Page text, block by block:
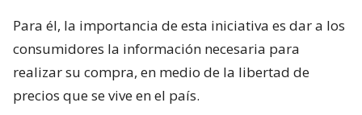
Para él, la importancia de esta iniciativa es dar a los
consumidores la información necesaria para
realizar su compra, en medio de la libertad de
precios que se vive en el país.